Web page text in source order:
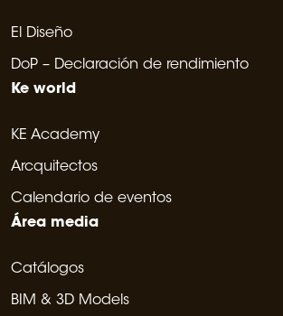
El Diseño
DoP – Declaración de rendimiento
Ke world
KE Academy
Arcquitectos
Calendario de eventos
Área media
Catálogos
BIM & 3D Models